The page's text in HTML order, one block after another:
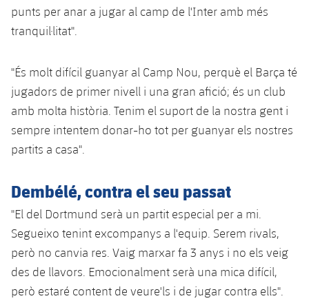
Història
Resultats
Classificació
Jugadors
Palmarès
Calendari
Jugadors
Classificació
Actualitat
Junior
Juvenil
Infantil
Aleví
Campus Estiu
Informació general
plusicon
més
Atletisme
plusicon
més
Masculí
Femení
Actualitat
Jugadors
Calendari
Hockey gel
Actualitat
Jugadors
Hoquei herba
Notícies
Patinatge artístic
punts per anar a jugar al camp de l'Inter amb més
tranquil·litat".
"És molt difícil guanyar al Camp Nou, perquè el Barça té
jugadors de primer nivell i una gran afició; és un club
amb molta història. Tenim el suport de la nostra gent i
sempre intentem donar-ho tot per guanyar els nostres
partits a casa".
Dembélé, contra el seu passat
"El del Dortmund serà un partit especial per a mi.
Segueixo tenint excompanys a l'equip. Serem rivals,
però no canvia res. Vaig marxar fa 3 anys i no els veig
des de llavors. Emocionalment serà una mica difícil,
però estaré content de veure'ls i de jugar contra ells".